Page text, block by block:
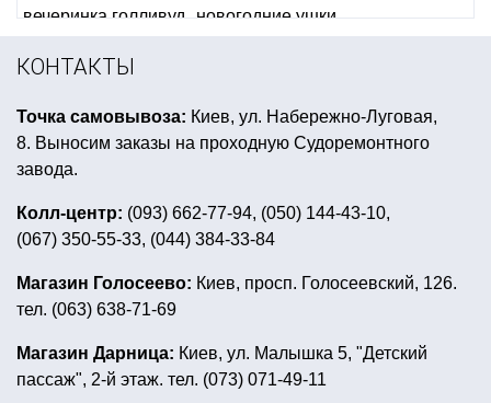
вечеринка голливуд новогодние ушки
день святого валентина костюмы
искусственный снег в пакетах
романтические воздушные шары
лента для воздушных шаров кружка с приколами
вечеринка супергероев для детей
аксессуары на день рождения
новогодние украшения для дверей
день рождения в стиле винни пух
КОНТАКТЫ
Точка самовывоза: Киев, ул. Набережно-Луговая,
8. Выносим заказы на проходную Судоремонтного
завода.
Колл-центр: (093) 662-77-94, (050) 144-43-10,
(067) 350-55-33, (044) 384-33-84
Магазин Голосеево: Киев, просп. Голосеевский, 126.
тел. (063) 638-71-69
Магазин Дарница: Киев, ул. Малышка 5, "Детский
пассаж", 2-й этаж. тел. (073) 071-49-11